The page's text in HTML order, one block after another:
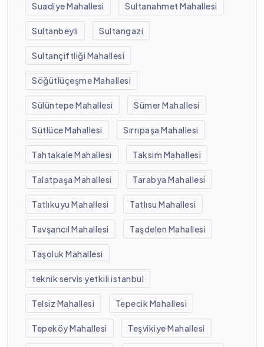
Suadiye Mahallesi Sultanahmet Mahallesi
Sultanbeyli Sultangazi
Sultançiftliği Mahallesi
Söğütlüçeşme Mahallesi
Sülüntepe Mahallesi Sümer Mahallesi
Sütlüce Mahallesi Sırrıpaşa Mahallesi
Tahtakale Mahallesi Taksim Mahallesi
Talatpaşa Mahallesi Tarabya Mahallesi
Tatlıkuyu Mahallesi Tatlısu Mahallesi
Tavşancıl Mahallesi Taşdelen Mahallesi
Taşoluk Mahallesi
teknik servis yetkili istanbul
Telsiz Mahallesi Tepecik Mahallesi
Tepeköy Mahallesi Teşvikiye Mahallesi